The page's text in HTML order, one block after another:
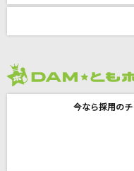
テレパシー
TK from 凛として時雨
今なら採用の